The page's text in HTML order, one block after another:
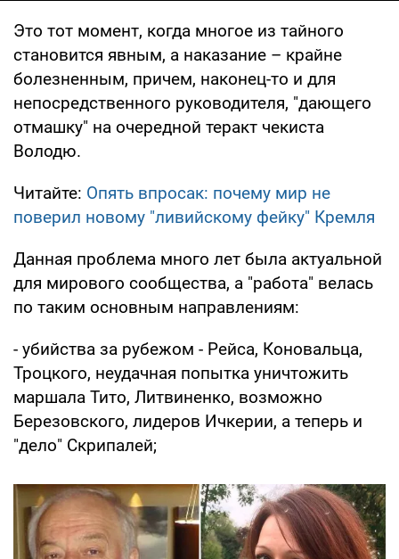
Это тот момент, когда многое из тайного
становится явным, а наказание – крайне
болезненным, причем, наконец-то и для
непосредственного руководителя, "дающего
отмашку" на очередной теракт чекиста
Володю.
Читайте: Опять впросак: почему мир не
поверил новому "ливийскому фейку" Кремля
Данная проблема много лет была актуальной
для мирового сообщества, а "работа" велась
по таким основным направлениям:
- убийства за рубежом - Рейса, Коновальца,
Троцкого, неудачная попытка уничтожить
маршала Тито, Литвиненко, возможно
Березовского, лидеров Ичкерии, а теперь и
"дело" Скрипалей;